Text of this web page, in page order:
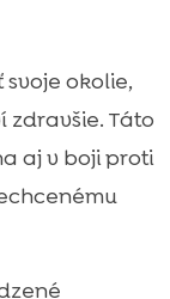
okolie,
Táto
aj v boji proti